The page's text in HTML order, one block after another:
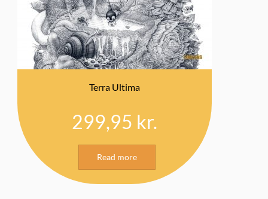
Terra Ultima
299,95 kr.
Read more